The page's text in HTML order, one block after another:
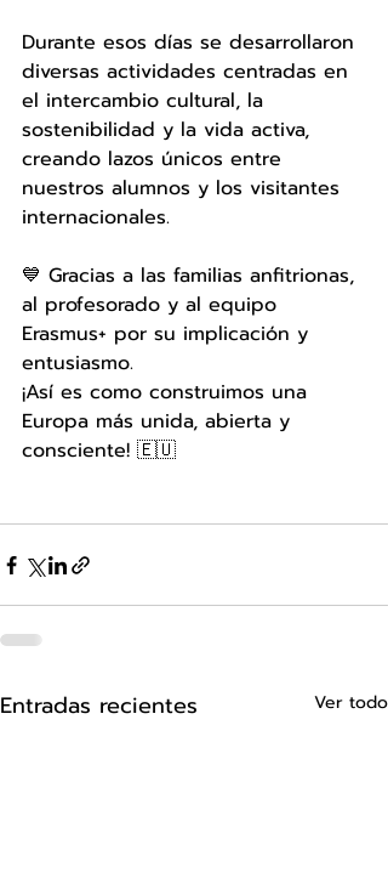
Durante esos días se desarrollaron
diversas actividades centradas en
el intercambio cultural, la
sostenibilidad y la vida activa,
creando lazos únicos entre
nuestros alumnos y los visitantes
internacionales.
💙 Gracias a las familias anfitrionas,
al profesorado y al equipo
Erasmus+ por su implicación y
entusiasmo.
¡Así es como construimos una
Europa más unida, abierta y
consciente! 🇪🇺
Entradas recientes Ver todo